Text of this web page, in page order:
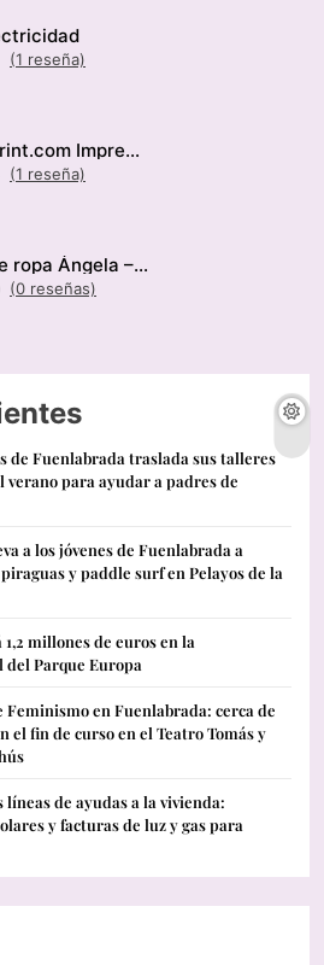
(1 reseña)
Trazadosprint.com Imprenta
(1 reseña)
Arreglos de ropa Ángela – Modista
(0 reseñas)
de Fuenlabrada traslada sus talleres
para ayudar a padres de
a los jóvenes de Fuenlabrada a
y paddle surf en Pelayos de la
millones de euros en la
Parque Europa
en Fuenlabrada: cerca de
el fin de curso en el Teatro Tomás y
de ayudas a la vivienda:
y facturas de luz y gas para